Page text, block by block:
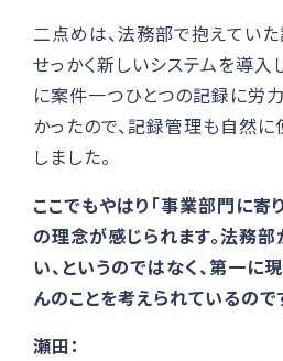
二点めは、法務部で抱えてい
せっかく新しいシステムを導入
に案件一つひとつの記録に労
かったので、記録管理も自然
しました。
ここでもやはり「事業部門に寄
の理念が感じられます。法務
い、というのではなく、第一
んのことを考えられているので
瀬田：